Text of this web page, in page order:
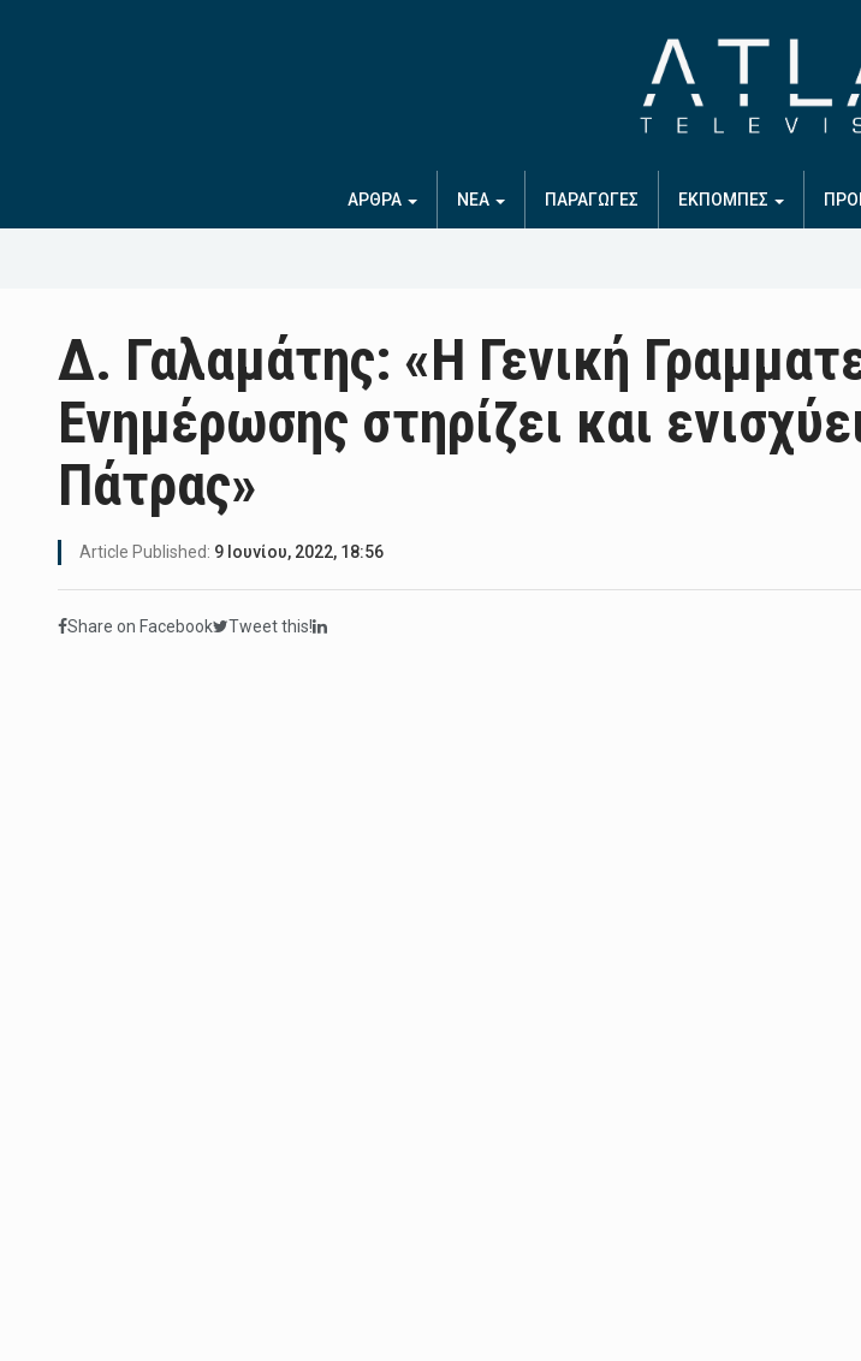
ΑΡΘΡΑ ΝΕΑ ΠΑΡΑΓΩΓΕΣ ΕΚΠΟΜΠΕΣ
Δ. Γαλαμάτης: «Η Γενική
Ενημέρωσης στηρίζει και
Πάτρας»
Article Published: 9 Ιουνίου, 2022, 18:56
Share on Facebook Tweet this!